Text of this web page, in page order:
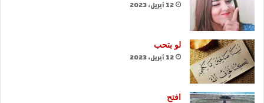
12 أبريل، 2023
لو بتحب
12 أبريل، 2023
افتح